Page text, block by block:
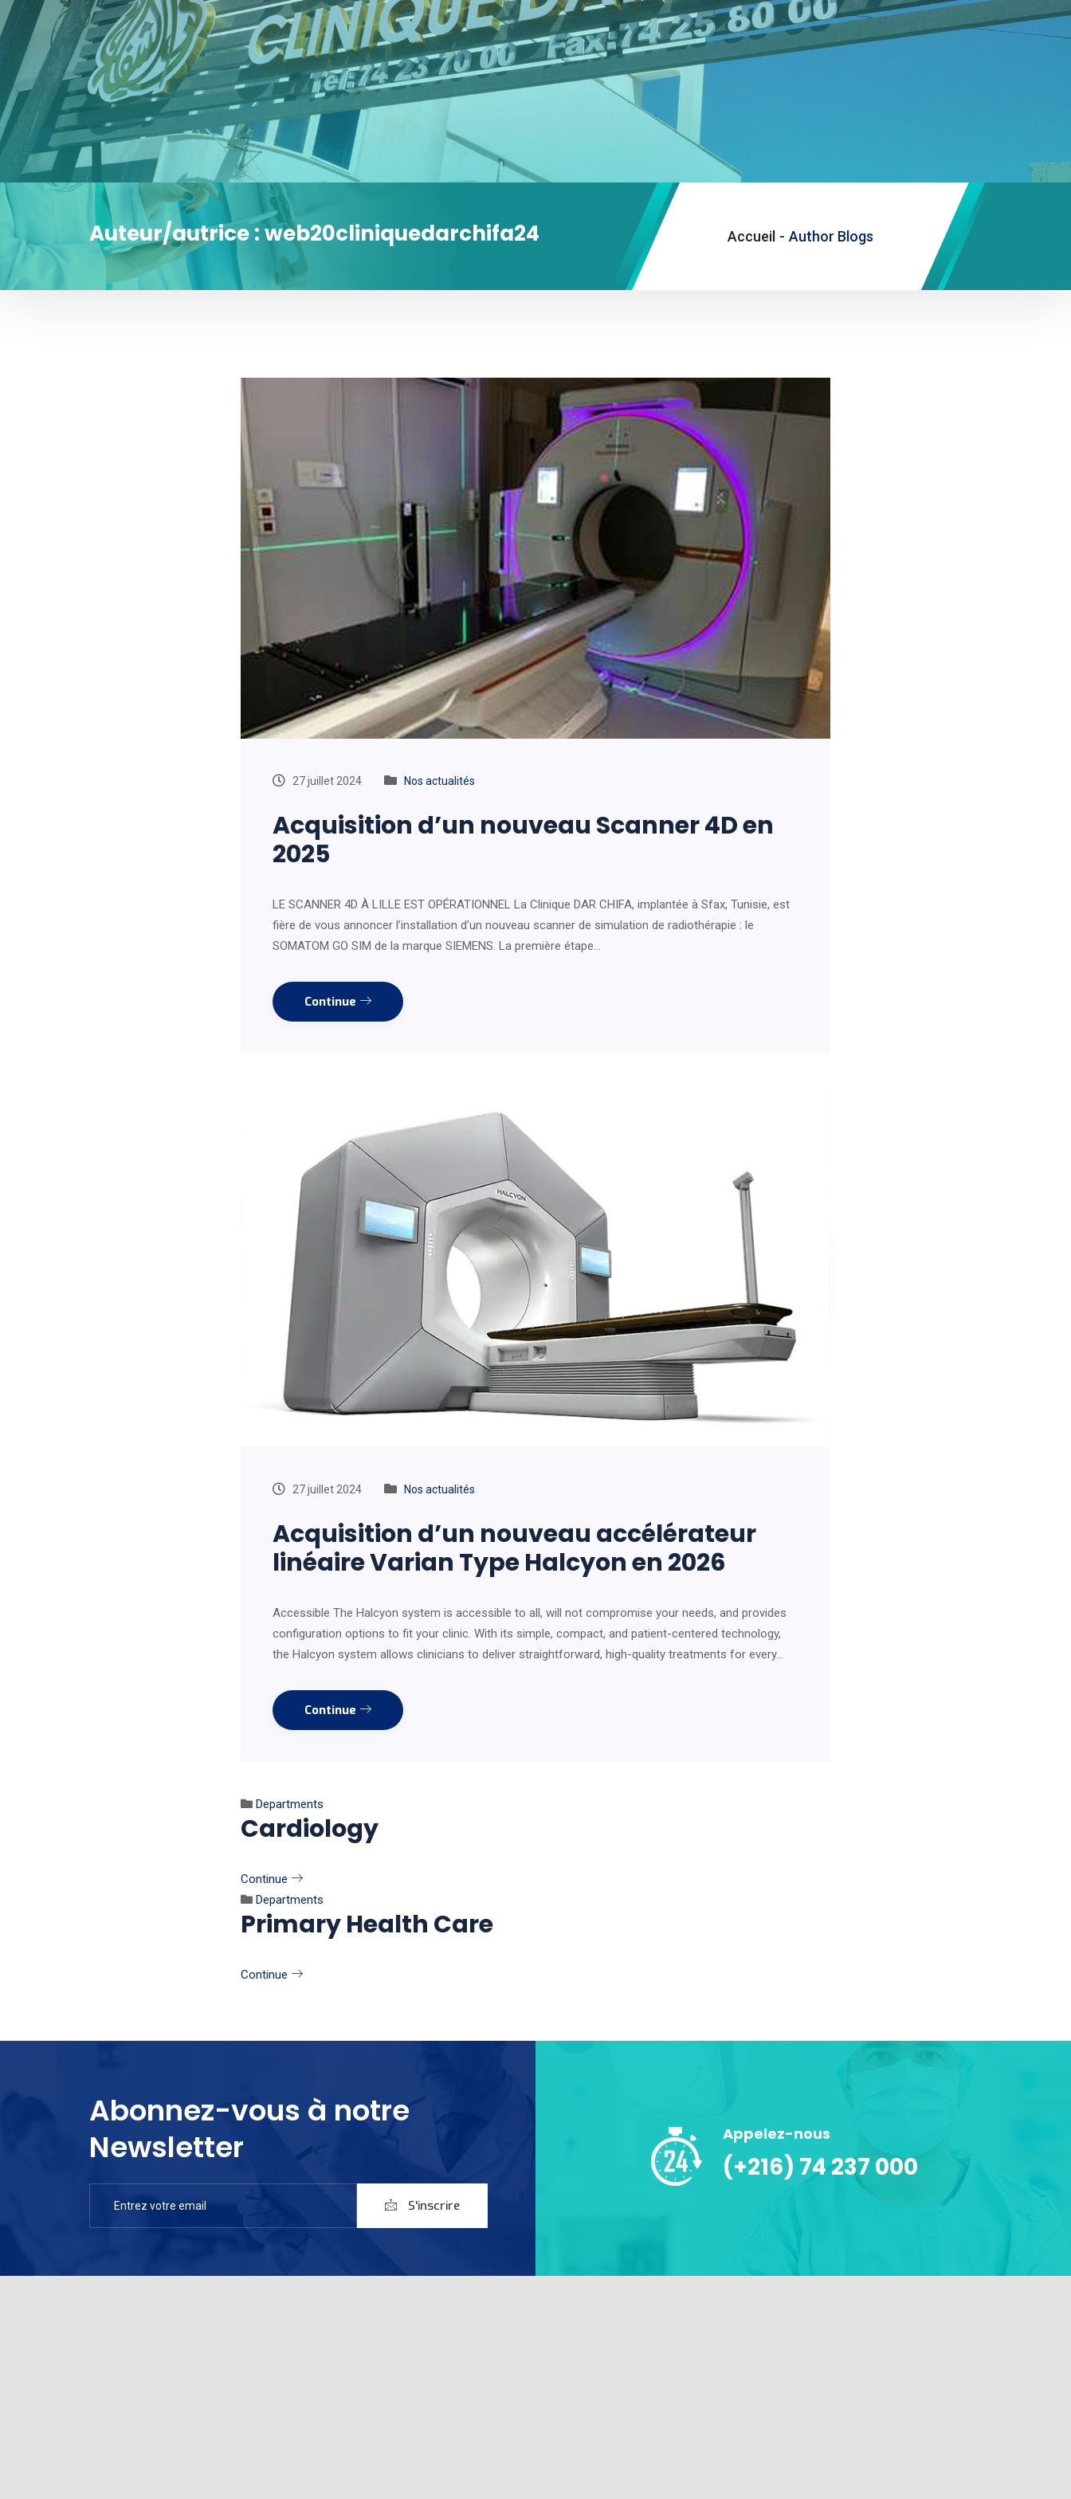
Auteur/autrice :web20cliniquedarchifa24 Accueil - Author Blogs
27 juillet 2024 Nos actualités
Acquisition d’un nouveau Scanner 4D en
2025
LE SCANNER 4D À LILLE EST OPÉRATIONNEL La Clinique DAR CHIFA, implantée à Sfax, Tunisie, est
fière de vous annoncer l’installation d’un nouveau scanner de simulation de radiothérapie : le
SOMATOM GO SIM de la marque SIEMENS. La première étape…
Continue
27 juillet 2024 Nos actualités
Acquisition d’un nouveau accélérateur
linéaire Varian Type Halcyon en 2026
Accessible The Halcyon system is accessible to all, will not compromise your needs, and provides
configuration options to fit your clinic. With its simple, compact, and patient-centered technology,
the Halcyon system allows clinicians to deliver straightforward, high-quality treatments for every…
Continue
Departments
Cardiology
Continue
Departments
Primary Health Care
Continue
Abonnez-vous à notre
Newsletter
S'inscrire
Appelez-nous
(+216) 74 237 000